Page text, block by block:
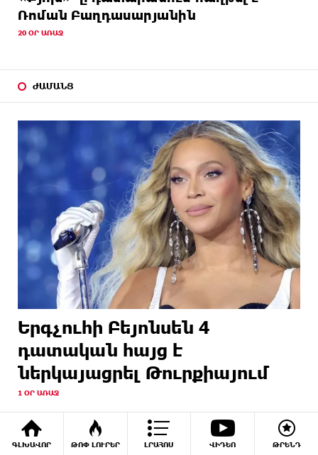
ԳԼԽԱՎՈՐ ԹՈՓ ԼՈՒՐԵՐ ԼՐԱՀՈՍ ՎԻԴԵՈ ԹՐԵՆԴ
Ռոման Բաղդասարյանին
20 ՕՐ ԱՌԱՋ
ԺԱՄԱՆՑ
Երգչուհի Բեյոնսեն ​​4
դատական հայց է
ներկայացրել Թուրքիայում
1 ՕՐ ԱՌԱՋ